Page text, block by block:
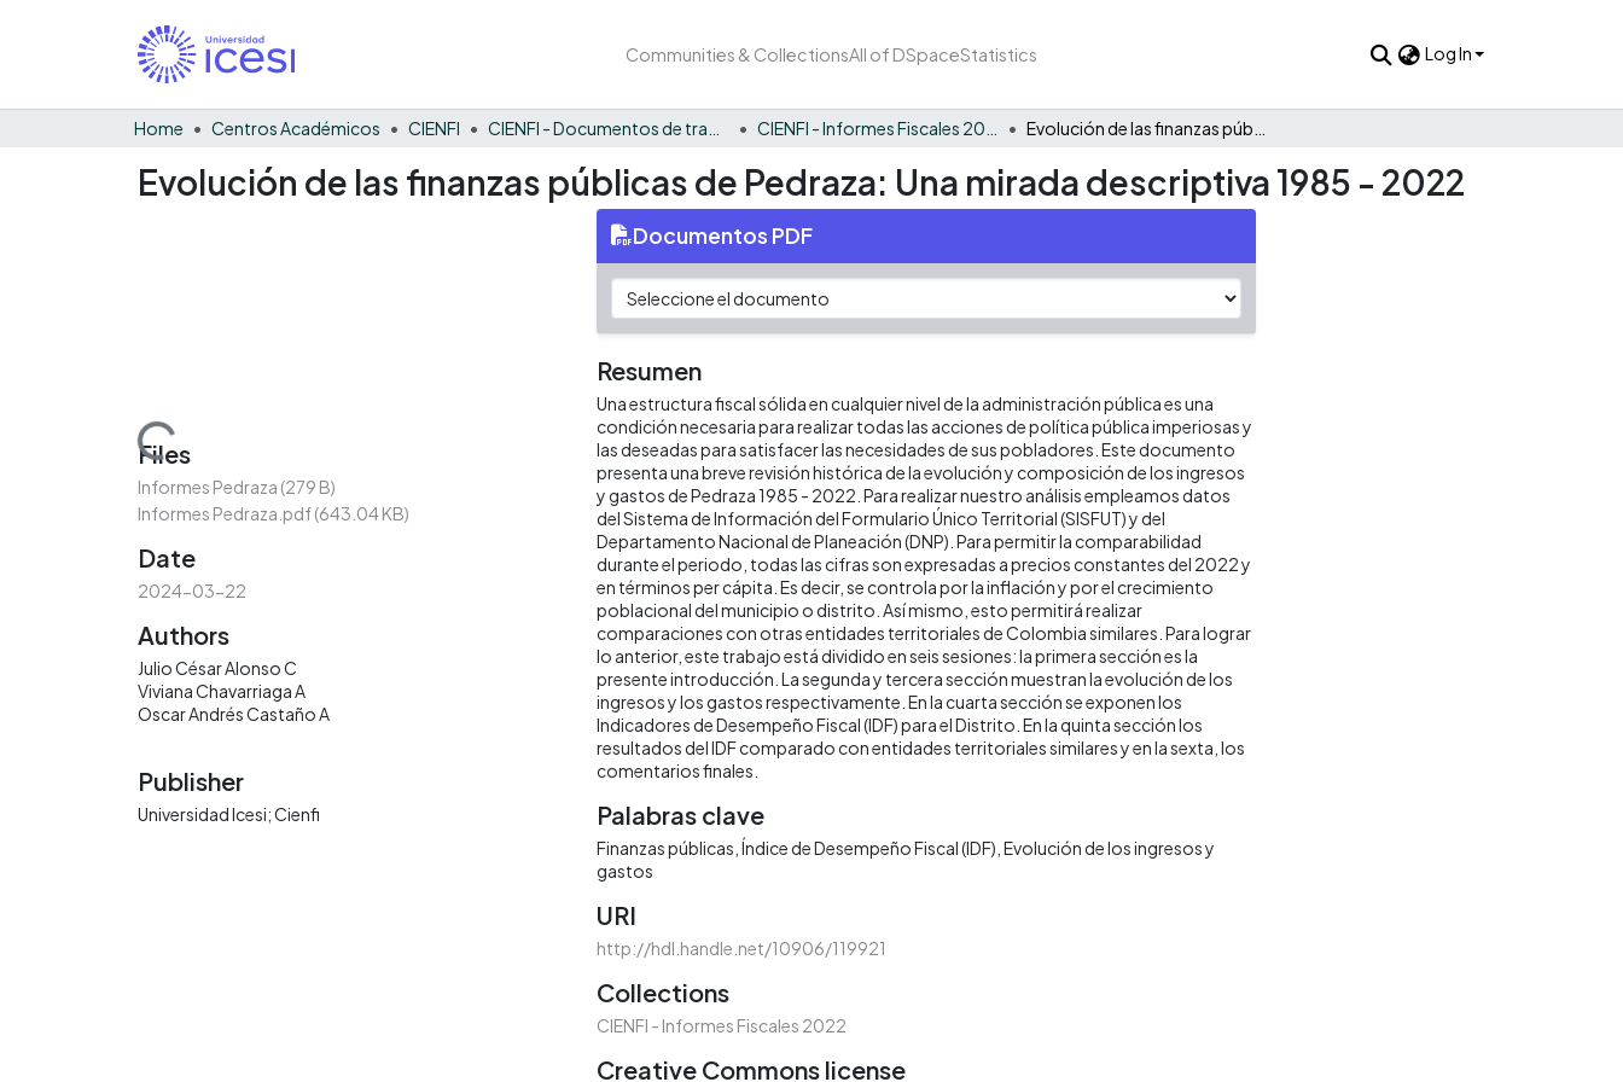
Communities & CollectionsAll of DSpaceStatistics Log In
Home Centros Académicos CIENFI
Evolución de las finanzas públicas de Pedraza: Una mirada descriptiva 1985 - 2022
Loading...
Files
Informes Pedraza (279 B)
Informes Pedraza.pdf(643.04 KB)
Date
2024-03-22
Authors
Julio César Alonso C
Viviana Chavarriaga A
Oscar Andrés Castaño A
Publisher
Universidad Icesi; Cienfi
Documentos PDF
Resumen
Una estructura fiscal sólida en cualquier nivel de la administración pública es una
condición necesaria para realizar todas las acciones de política pública imperiosas y
las deseadas para satisfacer las necesidades de sus pobladores. Este documento
presenta una breve revisión histórica de la evolución y composición de los ingresos
y gastos de Pedraza 1985 - 2022. Para realizar nuestro análisis empleamos datos
del Sistema de Información del Formulario Único Territorial (SISFUT) y del
Departamento Nacional de Planeación (DNP). Para permitir la comparabilidad
durante el periodo, todas las cifras son expresadas a precios constantes del 2022 y
en términos per cápita. Es decir, se controla por la inflación y por el crecimiento
poblacional del municipio o distrito. Así mismo, esto permitirá realizar
comparaciones con otras entidades territoriales de Colombia similares. Para lograr
lo anterior, este trabajo está dividido en seis sesiones: la primera sección es la
presente introducción. La segunda y tercera sección muestran la evolución de los
ingresos y los gastos respectivamente. En la cuarta sección se exponen los
Indicadores de Desempeño Fiscal (IDF) para el Distrito. En la quinta sección los
resultados del IDF comparado con entidades territoriales similares y en la sexta, los
comentarios finales.
Palabras clave
Finanzas públicas Índice de Desempeño Fiscal (IDF) Evolución de los ingresos y
gastos
URI
http://hdl.handle.net/10906/119921
Collections
CIENFI - Informes Fiscales 2022
Creative Commons license